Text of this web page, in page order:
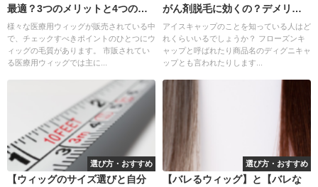
最適？3つのメリットと4つのデ
メリット
様々な医療用ウィッグが販売されている中
で、チェックすべきポイントのひとつにウ
ィッグの毛質があります。 市販されてい
る医療用ウィッグでは主に...
がん剤脱毛に効くの？デメリッ
トも
アイスキャップのことを知っている人はど
れくらいいるでしょうか？ フローズンキ
ャップと呼ばれたり商品名のディグニキャ
ップとも言われたりします...
選び方・おすすめ
【ウィッグのサイズ選びと自分
選び方・おすすめ
【バレるウィッグ】と【バレな